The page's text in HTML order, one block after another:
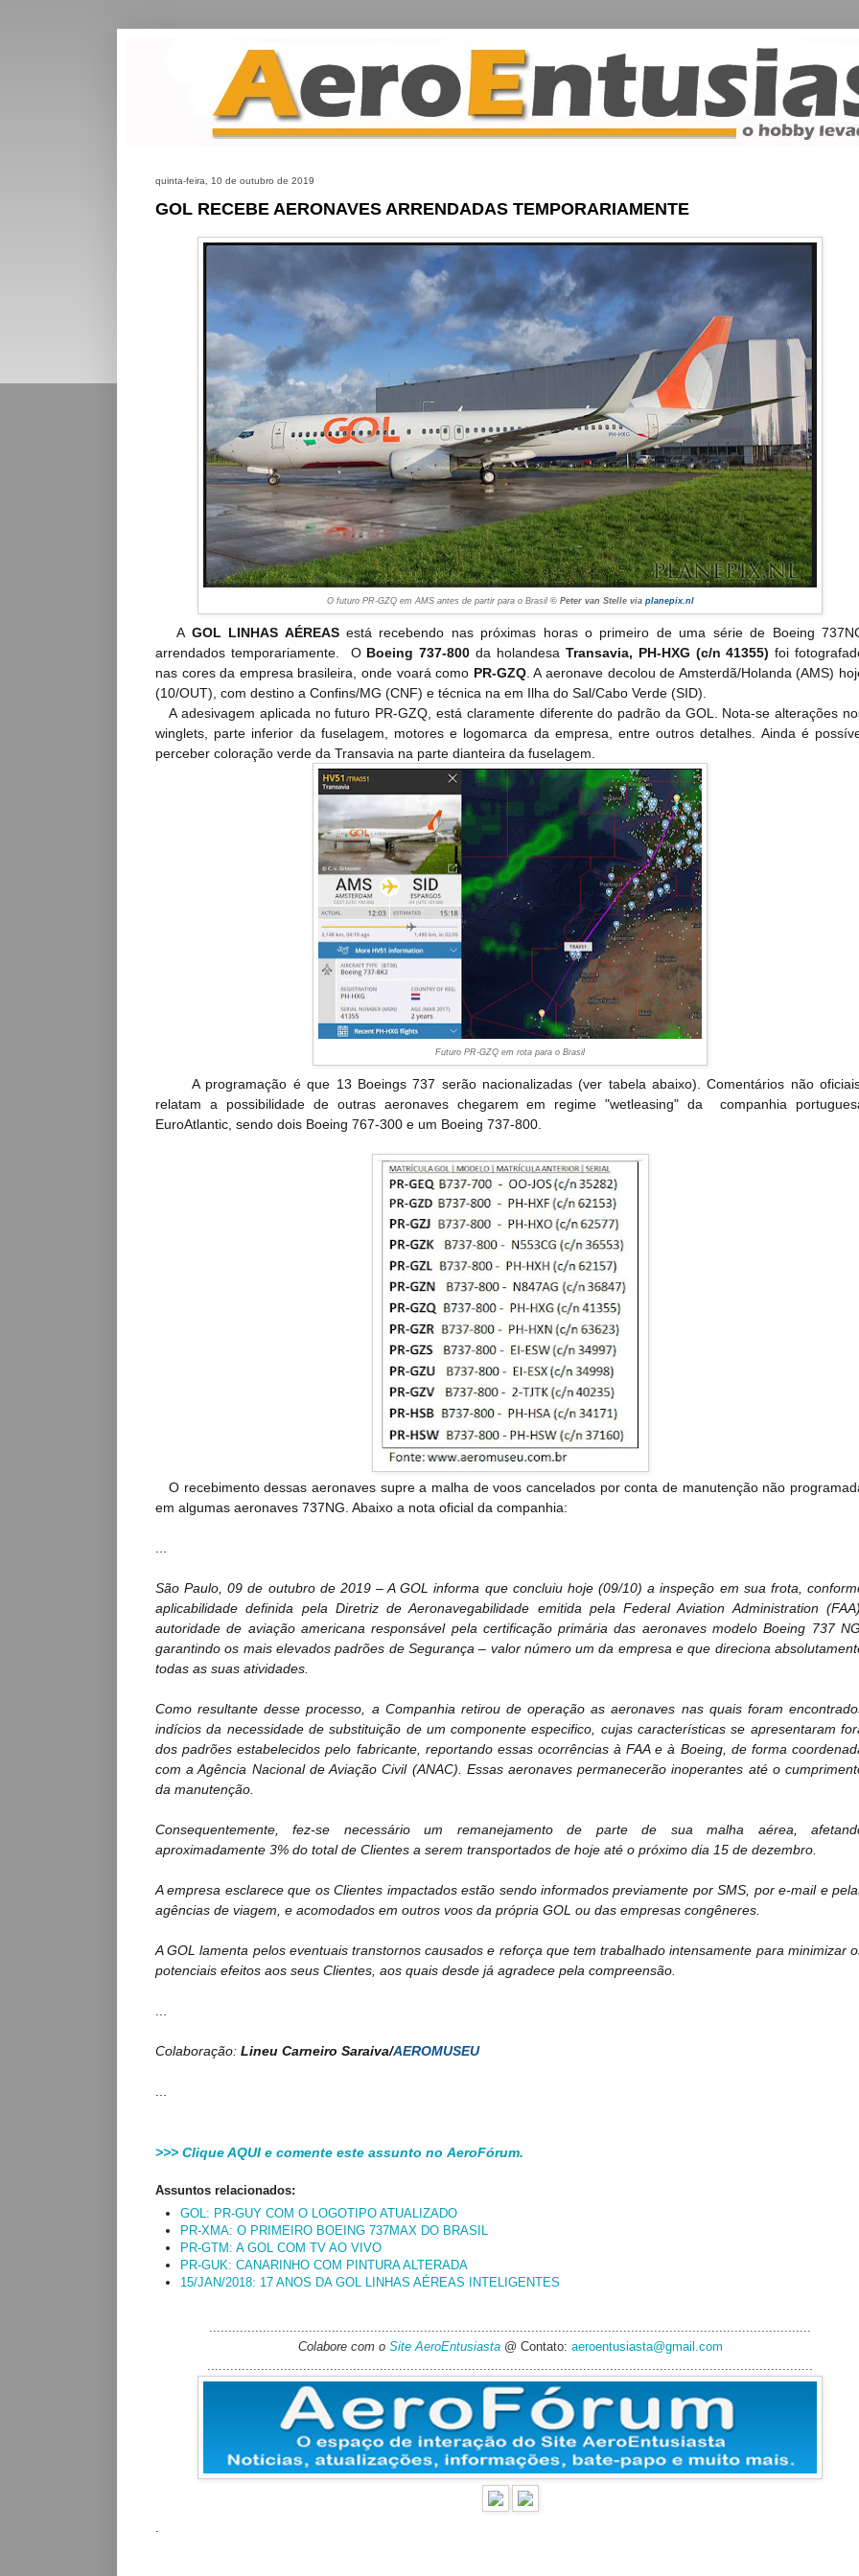
quinta-feira, 10 de outubro de 2019
GOL RECEBE AERONAVES ARRENDADAS TEMPORARIAMENTE
O futuro PR-GZQ em AMS antes de partir para o Brasil © Peter van Stelle via planepix.nl
A GOL LINHAS AÉREASestá recebendo nas próximas horas o primeiro de uma série de Boeing
arrendados temporariamente. O Boeing 737-800 da holandesa Transavia, PH-HXG (c/n 41355) foi
nas cores da empresa brasileira, onde voará como PR-GZQ. A aeronave decolou de Amsterdã/Holanda (AMS)
(10/OUT), com destino a Confins/MG (CNF) e técnica na em Ilha do Sal/Cabo Verde (SID).
A adesivagem aplicada no futuro PR-GZQ, está claramente diferente do padrão da GOL. Nota-se alterações
winglets, parte inferior da fuselagem, motores e logomarca da empresa, entre outros detalhes. Ainda é
perceber coloração verde da Transavia na parte dianteira da fuselagem.
Futuro PR-GZQ em rota para o Brasil
A programação é que 13 Boeings 737 serão nacionalizadas (ver tabela abaixo). Comentários não
relatam a possibilidade de outras aeronaves chegarem em regime "wetleasing" da companhia
EuroAtlantic, sendo dois Boeing 767-300 e um Boeing 737-800.
O recebimento dessas aeronaves supre a malha de voos cancelados por conta de manutenção não
em algumas aeronaves 737NG. Abaixo a nota oficial da companhia:
São Paulo, 09 de outubro de 2019 – A GOL informa que concluiu hoje (09/10) a inspeção em sua frota,
aplicabilidade definida pela Diretriz de Aeronavegabilidade emitida pela Federal Aviation Administration (FAA),
autoridade de aviação americana responsável pela certificação primária das aeronaves modelo Boeing 737 NG,
garantindo os mais elevados padrões de Segurança – valor número um da empresa e que direciona
todas as suas atividades.
Como resultante desse processo, a Companhia retirou de operação as aeronaves nas quais foram
indícios da necessidade de substituição de um componente especifico, cujas características se apresentaram
dos padrões estabelecidos pelo fabricante, reportando essas ocorrências à FAA e à Boeing, de forma
com a Agência Nacional de Aviação Civil (ANAC). Essas aeronaves permanecerão inoperantes até o
da manutenção.
Consequentemente, fez-se necessário um remanejamento de parte de sua malha aérea,
aproximadamente 3% do total de Clientes a serem transportados de hoje até o próximo dia 15 de dezembro.
A empresa esclarece que os Clientes impactados estão sendo informados previamente por SMS, por e-mail e
agências de viagem, e acomodados em outros voos da própria GOL ou das empresas congêneres.
A GOL lamenta pelos eventuais transtornos causados e reforça que tem trabalhado intensamente para minimizar
potenciais efeitos aos seus Clientes, aos quais desde já agradece pela compreensão.
Colaboração: Lineu Carneiro Saraiva/AEROMUSEU
>>> Clique AQUI e comente este assunto no AeroFórum.
Assuntos relacionados:
GOL: PR-GUY COM O LOGOTIPO ATUALIZADO
PR-XMA: O PRIMEIRO BOEING 737MAX DO BRASIL
PR-GTM: A GOL COM TV AO VIVO
PR-GUK: CANARINHO COM PINTURA ALTERADA
15/JAN/2018: 17 ANOS DA GOL LINHAS AÉREAS INTELIGENTES
Colabore com o Site AeroEntusiasta @ Contato: aeroentusiasta@gmail.com